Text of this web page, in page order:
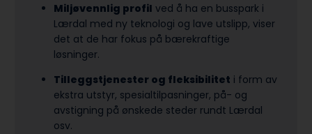
Miljøvennlig profil ved å ha en busspark i
Lærdal med ny teknologi og lave utslipp, viser
det at de har fokus på bærekraftige
løsninger.
Tilleggstjenester og fleksibilitet i form av
ekstra utstyr, spesialtilpasninger, på- og
avstigning på ønskede steder rundt Lærdal
osv.